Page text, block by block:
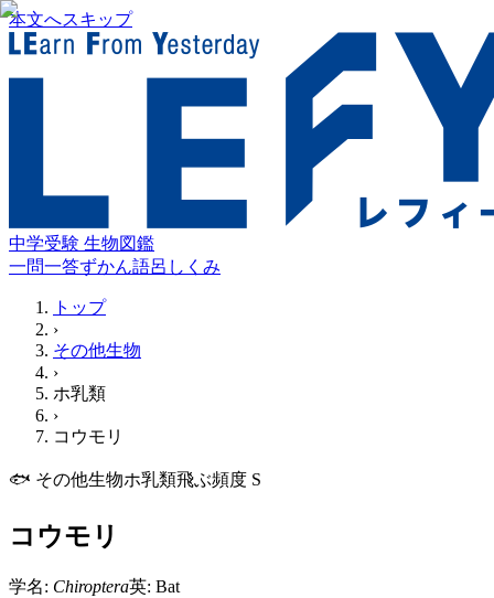
本文へスキップ
中学受験 生物図鑑
一問一答ずかん語呂 しくみ
トップ
›
その他生物
›
ホ乳類
›
コウモリ
🐟 その他生物ホ乳類飛ぶ頻度 S
コウモリ
学名: Chiroptera英: Bat